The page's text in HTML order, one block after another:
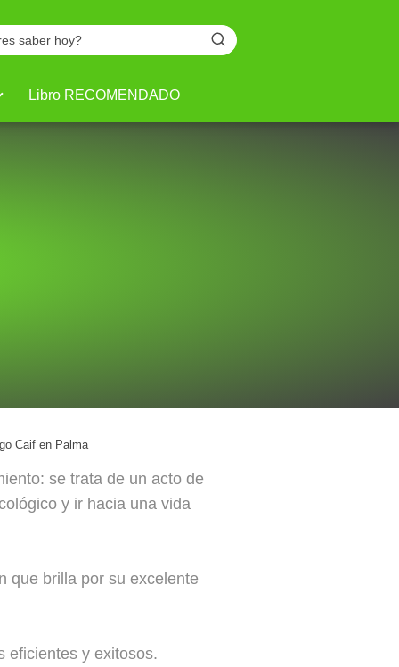
Libro RECOMENDADO
Caif en Palma
se trata de un acto de
y ir hacia una vida
que brilla por su excelente
eficientes y exitosos.